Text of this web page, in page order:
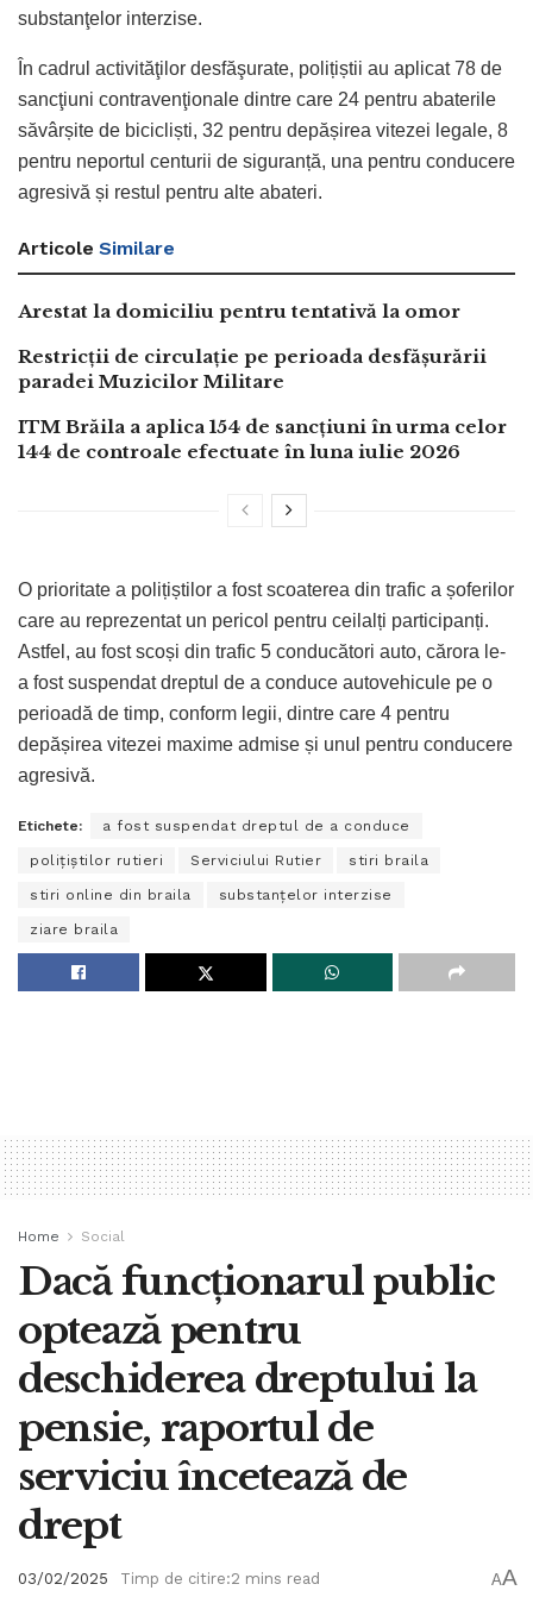
substanţelor interzise.
În cadrul activităţilor desfăşurate, polițiștii au aplicat 78 de
sancţiuni contravenţionale dintre care 24 pentru abaterile
săvârșite de bicicliști, 32 pentru depășirea vitezei legale, 8
pentru neportul centurii de siguranță, una pentru conducere
agresivă și restul pentru alte abateri.
Articole Similare
Arestat la domiciliu pentru tentativă la omor
Restricții de circulație pe perioada desfășurării
paradei Muzicilor Militare
ITM Brăila a aplica 154 de sancțiuni în urma celor
144 de controale efectuate în luna iulie 2026
O prioritate a polițiștilor a fost scoaterea din trafic a șoferilor
care au reprezentat un pericol pentru ceilalți participanți.
Astfel, au fost scoși din trafic 5 conducători auto, cărora le-
a fost suspendat dreptul de a conduce autovehicule pe o
perioadă de timp, conform legii, dintre care 4 pentru
depășirea vitezei maxime admise și unul pentru conducere
agresivă.
Etichete: a fost suspendat dreptul de a conduce
poliţiştilor rutieri Serviciului Rutier stiri braila
stiri online din braila substanţelor interzise
ziare braila
Home Social
Dacă funcționarul public
optează pentru
deschiderea dreptului la
pensie, raportul de
serviciu încetează de
drept
03/02/2025 Timp de citire:2 mins read AA